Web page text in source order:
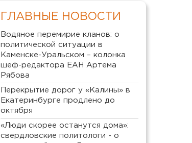
ГЛАВНЫЕ НОВОСТИ
Водяное перемирие кланов: о
политической ситуации в
Каменске-Уральском – колонка
шеф-редактора ЕАН Артема
Рябова
Перекрытие дорог у «Калины» в
Екатеринбурге продлено до
октября
«Люди скорее останутся дома»:
свердловские политологи - о